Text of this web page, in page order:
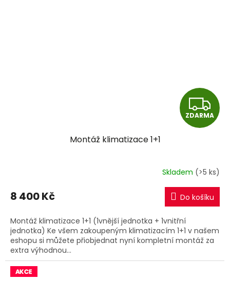
Z
D
R
M
A
ZDARMA
Montáž klimatizace 1+1
Skladem (>5 ks)
8 400 Kč Do košíku
Montáž klimatizace 1+1 (1vnější jednotka + 1vnitřní
jednotka) Ke všem zakoupeným klimatizacím 1+1 v našem
eshopu si můžete přiobjednat nyní kompletní montáž za
extra výhodnou...